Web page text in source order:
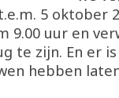
5 oktober
9.00 uur en
te zijn. En er
hebben